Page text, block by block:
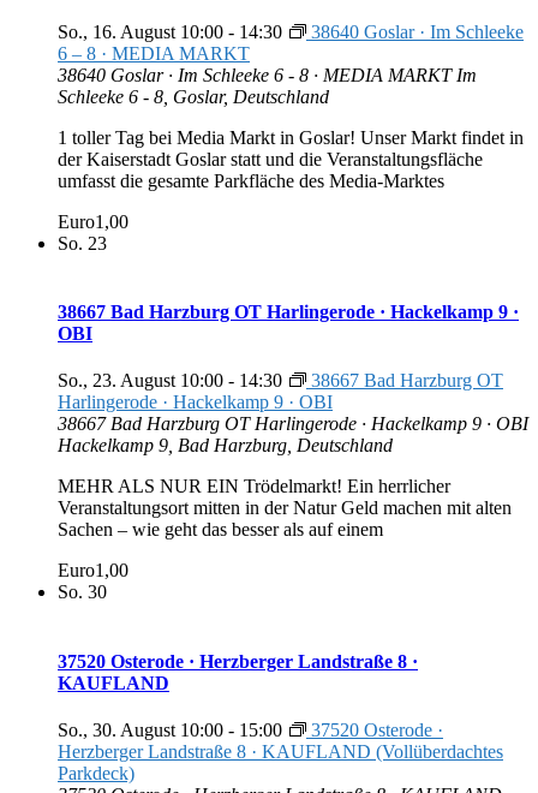
So., 16. August 10:00 - 14:30
38640 Goslar · Im Schleeke
6 – 8 · MEDIA MARKT
38640 Goslar · Im Schleeke 6 - 8 · MEDIA MARKT Im
Schleeke 6 - 8, Goslar, Deutschland
1 toller Tag bei Media Markt in Goslar! Unser Markt findet in
der Kaiserstadt Goslar statt und die Veranstaltungsfläche
umfasst die gesamte Parkfläche des Media-Marktes
Euro1,00
So. 23
38667 Bad Harzburg OT Harlingerode · Hackelkamp 9 ·
OBI
So., 23. August 10:00 - 14:30
38667 Bad Harzburg OT
Harlingerode · Hackelkamp 9 · OBI
38667 Bad Harzburg OT Harlingerode · Hackelkamp 9 · OBI
Hackelkamp 9, Bad Harzburg, Deutschland
MEHR ALS NUR EIN Trödelmarkt! Ein herrlicher
Veranstaltungsort mitten in der Natur Geld machen mit alten
Sachen – wie geht das besser als auf einem
Euro1,00
So. 30
37520 Osterode · Herzberger Landstraße 8 ·
KAUFLAND
So., 30. August 10:00 - 15:00
37520 Osterode ·
Herzberger Landstraße 8 · KAUFLAND (Vollüberdachtes
Parkdeck)